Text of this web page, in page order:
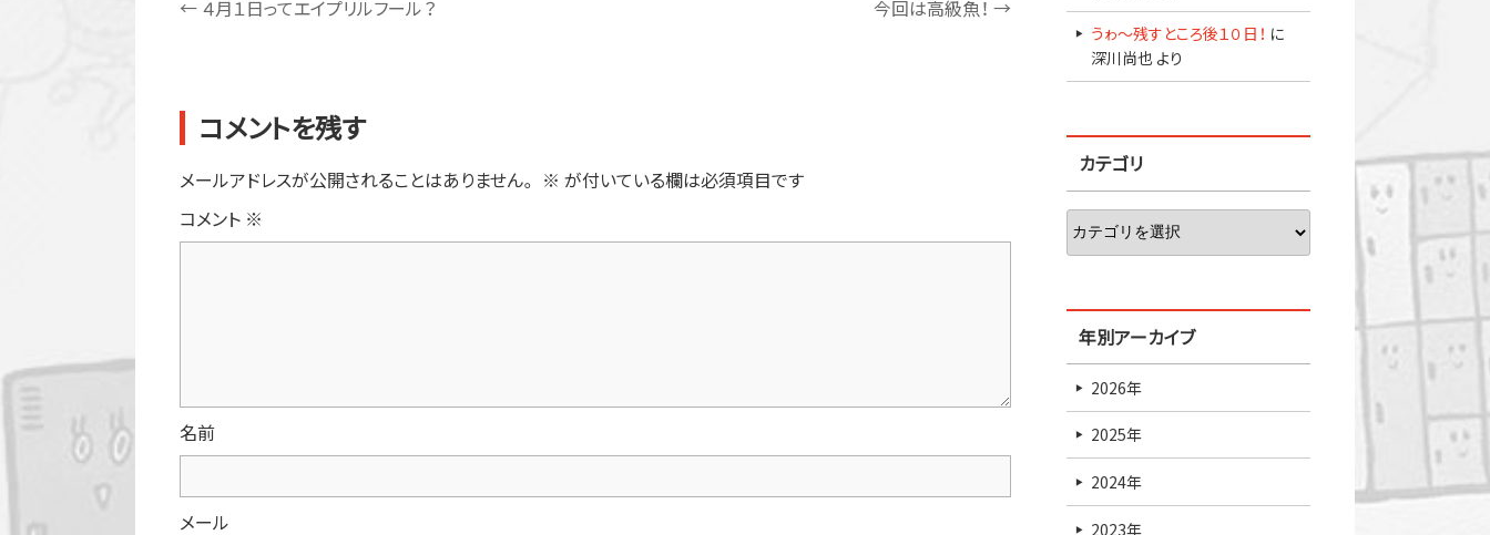
← ４月１日ってエイプリルフール？ 今回は高級魚！ →
コメントを残す
メールアドレスが公開されることはありません。 ※ が付いている欄は必須項目です
コメント ※
名前
メール
うゎ～残すところ後１０日！ に
深川尚也 より
カテゴリ
年別アーカイブ
2026年
2025年
2024年
2023年